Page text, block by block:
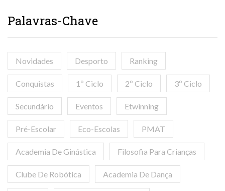
Palavras-Chave
Novidades Desporto Ranking
Conquistas 1º Ciclo 2º Ciclo 3º Ciclo
Secundário Eventos Etwinning
Pré-Escolar Eco-Escolas PMAT
Academia De Ginástica Filosofia Para Crianças
Clube De Robótica Academia De Dança